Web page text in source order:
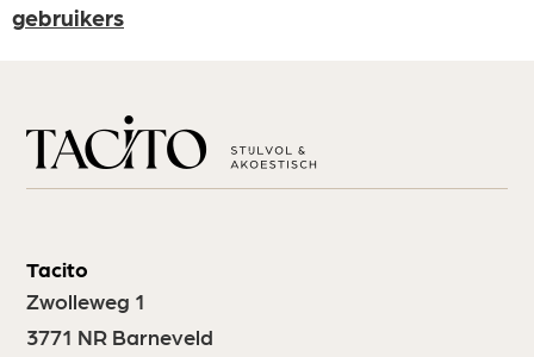
gebruikers
Tacito
Zwolleweg 1
3771 NR Barneveld